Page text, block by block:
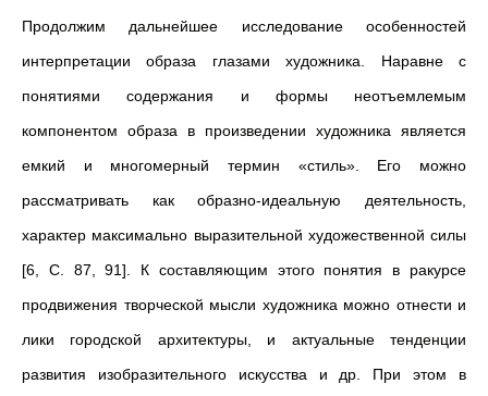
Продолжим дальнейшее исследование особенностей
интерпретации образа глазами художника. Наравне с
понятиями содержания и формы неотъемлемым
компонентом образа в произведении художника является
емкий и многомерный термин «стиль». Его можно
рассматривать как образно-идеальную деятельность,
характер максимально выразительной художественной силы
[6, С. 87, 91]. К составляющим этого понятия в ракурсе
продвижения творческой мысли художника можно отнести и
лики городской архитектуры, и актуальные тенденции
развития изобразительного искусства и др. При этом в